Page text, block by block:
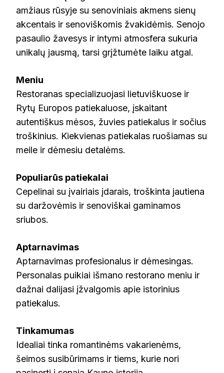
amžiaus rūsyje su senoviniais akmens sienų
akcentais ir senoviškomis žvakidėmis. Senojo
pasaulio žavesys ir intymi atmosfera sukuria
unikalų jausmą, tarsi grįžtumėte laiku atgal.
Meniu
Restoranas specializuojasi lietuviškuose ir
Rytų Europos patiekaluose, įskaitant
autentiškus mėsos, žuvies patiekalus ir sočius
troškinius. Kiekvienas patiekalas ruošiamas su
meile ir dėmesiu detalėms.
Populiarūs patiekalai
Cepelinai su įvairiais įdarais, troškinta jautiena
su daržovėmis ir senoviškai gaminamos
sriubos.
Aptarnavimas
Aptarnavimas profesionalus ir dėmesingas.
Personalas puikiai išmano restorano meniu ir
dažnai dalijasi įžvalgomis apie istorinius
patiekalus.
Tinkamumas
Idealiai tinka romantinėms vakarienėms,
šeimos susibūrimams ir tiems, kurie nori